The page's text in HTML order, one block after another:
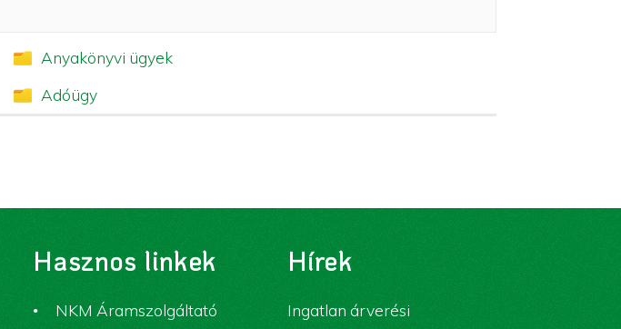
Anyakönyvi ügyek
Adóügy
Hasznos linkek
NKM Áramszolgáltató
Hírek
Ingatlan árverési